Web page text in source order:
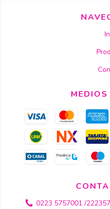
0223 5757001 /